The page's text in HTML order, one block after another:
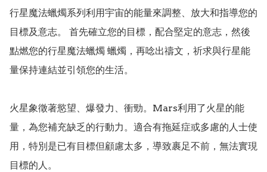
行星魔法蠟燭系列利用宇宙的能量來調整、放大和指導您的
目標及意志。 首先確立您的目標，配合堅定的意志，然後
點燃您的行星魔法蠟燭 蠟燭，再唸出禱文，祈求與行星能
量保持連結並引領您的生活。
火星象徵著慾望、爆發力、衝勁。Mars利用了火星的能
量，為您補充缺乏的行動力。適合有拖延症或多慮的人士使
用，特別是已有目標但顧慮太多，導致裹足不前，無法實現
目標的人。